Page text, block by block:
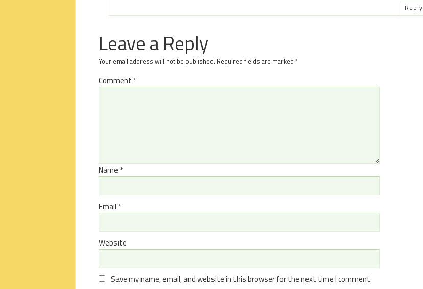
Reply
Leave a Reply
Your email address will not be published. Required fields are marked *
Comment *
Name *
Email *
Website
Save my name, email, and website in this browser for the next time I comment.